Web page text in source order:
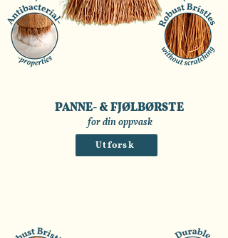
PANNE- & FJØLBØRSTE
for din oppvask
Utforsk